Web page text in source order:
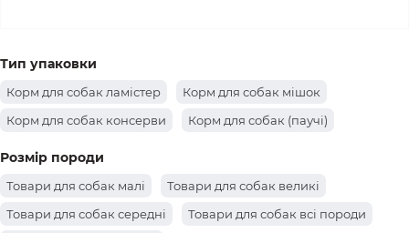
Тип упаковки
Корм для собак ламістер
Корм для собак мішок
Корм для собак консерви
Корм для собак (паучі)
Розмір породи
Товари для собак малі
Товари для собак великі
Товари для собак середні
Товари для собак всі породи